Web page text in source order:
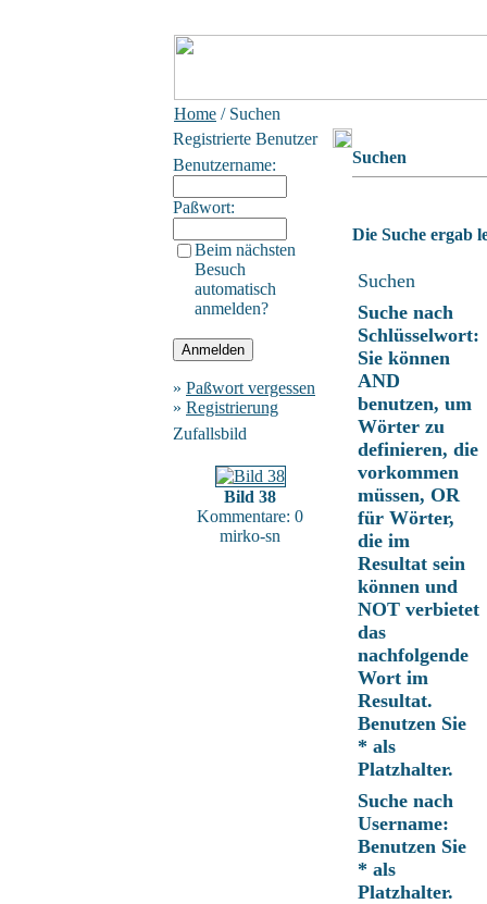
Home / Suchen
Registrierte Benutzer
Benutzername:
Paßwort:
Beim nächsten
Besuch
automatisch
anmelden?
» Paßwort vergessen
» Registrierung
Zufallsbild
Bild 38
Kommentare: 0
mirko-sn
Suchen
Die Suche ergab
Suchen
Suche nach
Schlüsselwort:
Sie können
AND
benutzen, um
Wörter zu
definieren, die
vorkommen
müssen, OR
für Wörter,
die im
Resultat sein
können und
NOT verbietet
das
nachfolgende
Wort im
Resultat.
Benutzen Sie
* als
Platzhalter.
Suche nach
Username:
Benutzen Sie
* als
Platzhalter.